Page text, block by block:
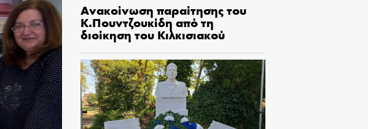
Ανακοίνωση παραίτησης του
Κ.Πουντζουκίδη από τη
διοίκηση του Κιλκισιακού